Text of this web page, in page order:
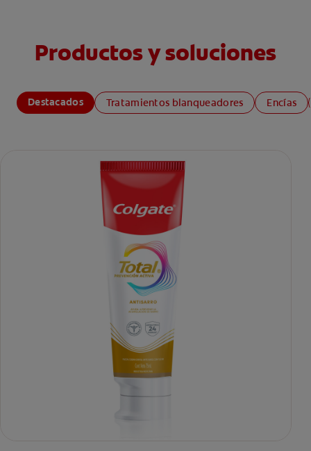
Productos y soluciones
Destacados Tratamientos blanqueadores Encías